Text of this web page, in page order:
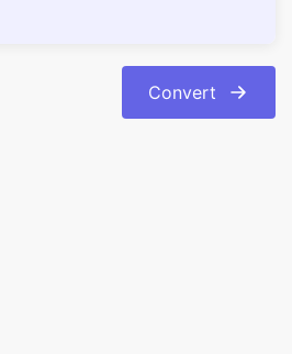
image pdf online hanya dengan
mudah mengubah format file